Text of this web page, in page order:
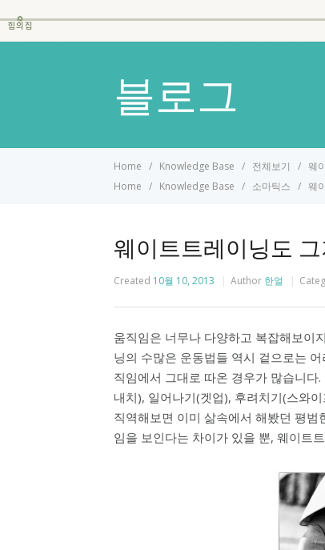
힘의집
블로그
Home Knowledge Base 전체보기
웨
Home
Knowledge Base 소마틱스 웨
웨이트트레이닝도
Created 10월 10, 2013 Author 한얼
움직임은 너무나 다양하고 복잡해보이
닝의 수많은 운동법들 역시 겉으로는
직임에서 그대로 따온 경우가 많습니
내치), 일어나기(겟업), 후려치기(스와
직역해보면 이미 삶속에서 해봤던 평
임을 보인다는 차이가 있을 뿐, 웨이트